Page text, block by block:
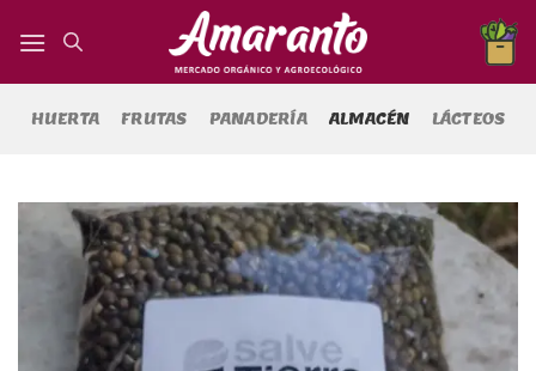
HUERTA FRUTAS PANADERÍA ALMACÉN LÁCTEOS